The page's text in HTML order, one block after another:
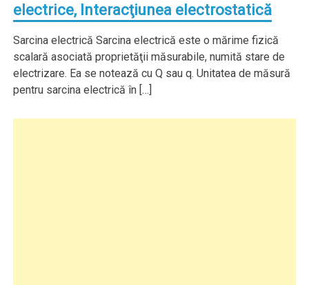
electrice, Interacţiunea electrostatică
Sarcina electrică Sarcina electrică este o mărime fizică
scalară asociată proprietăţii măsurabile, numită stare de
electrizare. Ea se notează cu Q sau q. Unitatea de măsură
pentru sarcina electrică în […]